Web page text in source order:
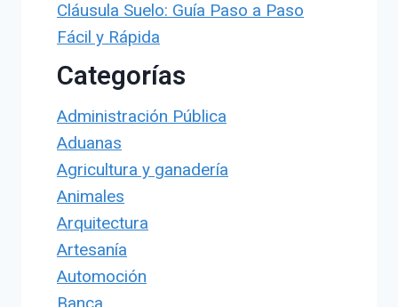
Cláusula Suelo: Guía Paso a Paso
Fácil y Rápida
Categorías
Administración Pública
Aduanas
Agricultura y ganadería
Animales
Arquitectura
Artesanía
Automoción
Banca